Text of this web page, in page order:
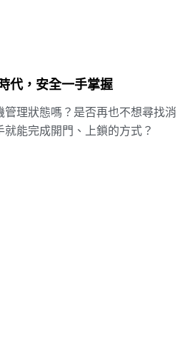
代，安全一手掌握
管理狀態嗎？是否再也不想尋找消
能完成開門、上鎖的方式？